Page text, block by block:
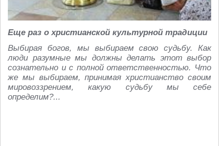
Еще раз о христианской культурной традиции
Выбирая богов, мы выбираем свою судьбу. Как
люди разумные мы должны делать этот выбор
сознательно и с полной ответственностью. Что
же мы выбираем, принимая христианство своим
мировоззрением, какую судьбу мы себе
определим?...